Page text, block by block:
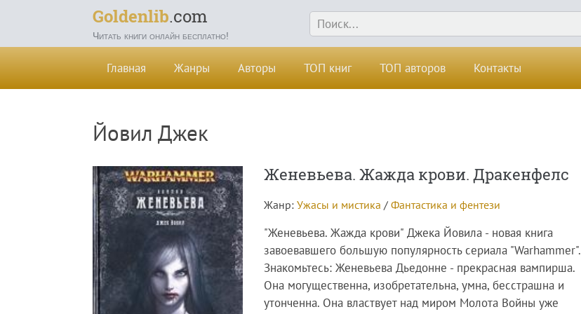
Goldenlib.com
Читать книги онлайн бесплатно!
Главная Жанры Авторы ТОП книг ТОП авторов Контакты
Йовил Джек
Женевьева. Жажда крови. Дракенфелс
Жанр: Ужасы и мистика / Фантастика и фентези
"Женевьева. Жажда крови" Джека Йовила - новая книга
завоевавшего большую популярность сериала "Warhammer".
Знакомьтесь: Женевьева Дьедонне - прекрасная вампирша.
Она могущественна, изобретательна, умна, бесстрашна и
утонченна. Она властвует над миром Молота Войны уже